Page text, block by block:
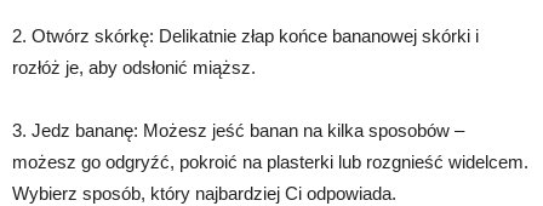
2. Otwórz skórkę: Delikatnie złap końce bananowej skórki i
rozłóż je, aby odsłonić miąższ.
3. Jedz bananę: Możesz jeść banan na kilka sposobów –
możesz go odgryźć, pokroić na plasterki lub rozgnieść widelcem.
Wybierz sposób, który najbardziej Ci odpowiada.